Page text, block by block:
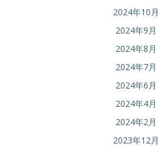
2024年10月
2024年9月
2024年8月
2024年7月
2024年6月
2024年4月
2024年2月
2023年12月